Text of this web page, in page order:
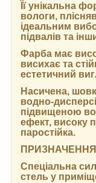
Її унікальна
вологи,
ідеальним
підвалів та
Фарба має
висихає та
естетичний
Насичена,
водно-
підвищеною
ефект, високу
паростійка.
Спеціальна
стель у